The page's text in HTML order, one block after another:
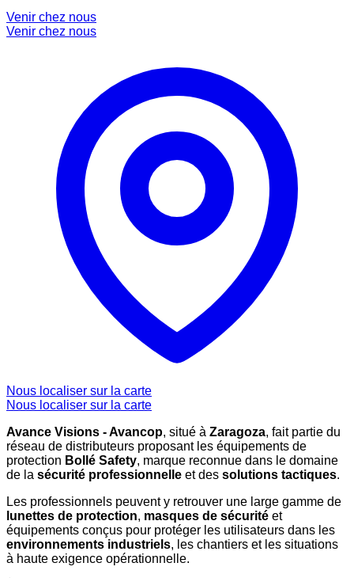
Venir chez nous
Venir chez nous
Nous localiser sur la carte
Nous localiser sur la carte
Avance Visions - Avancop, situé à Zaragoza, fait partie du
réseau de distributeurs proposant les équipements de
protection Bollé Safety, marque reconnue dans le domaine
de la sécurité professionnelle et des solutions tactiques.
Les professionnels peuvent y retrouver une large gamme de
lunettes de protection, masques de sécurité et
équipements conçus pour protéger les utilisateurs dans les
environnements industriels, les chantiers et les situations
à haute exigence opérationnelle.